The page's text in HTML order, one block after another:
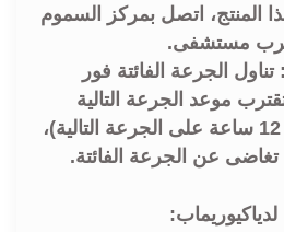
المنتج، اتصل بمركز السموم
مستشفى.
تناول الجرعة الفائتة فور
موعد الجرعة التالية
(تبقي أقل من 12 ساعة على الجرعة التالية)،
عن الجرعة الفائتة.
لدياكيوريماب: